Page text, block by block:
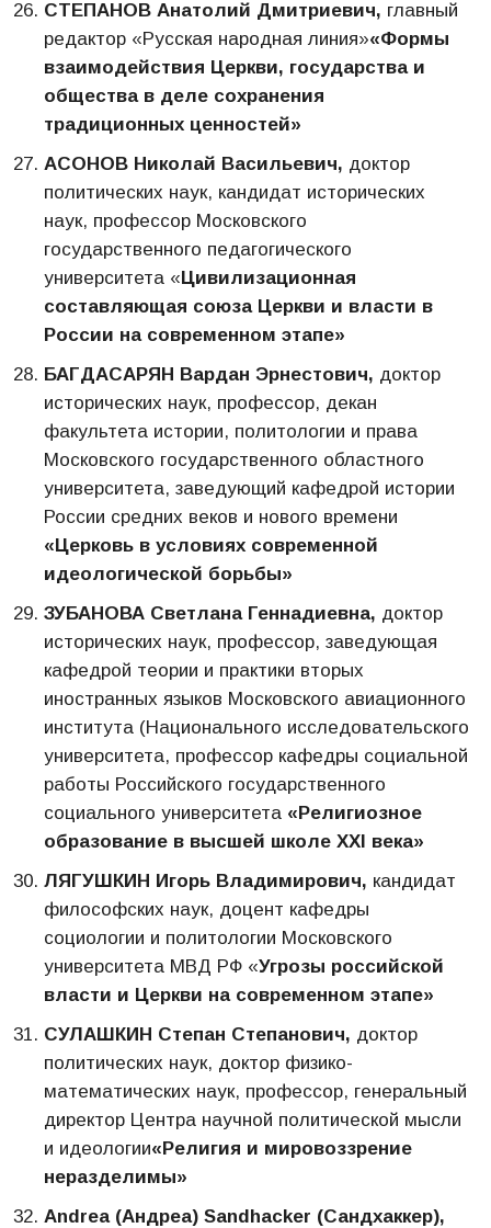
СТЕПАНОВ Анатолий Дмитриевич, главный
редактор «Русская народная линия»«Формы
взаимодействия Церкви, государства и
общества в деле сохранения
традиционных ценностей»
АСОНОВ Николай Васильевич, доктор
политических наук, кандидат исторических
наук, профессор Московского
государственного педагогического
университета «Цивилизационная
составляющая союза Церкви и власти в
России на современном этапе»
БАГДАСАРЯН Вардан Эрнестович, доктор
исторических наук, профессор, декан
факультета истории, политологии и права
Московского государственного областного
университета, заведующий кафедрой истории
России средних веков и нового времени
«Церковь в условиях современной
идеологической борьбы»
ЗУБАНОВА Светлана Геннадиевна, доктор
исторических наук, профессор, заведующая
кафедрой теории и практики вторых
иностранных языков Московского авиационного
института (Национального исследовательского
университета, профессор кафедры социальной
работы Российского государственного
социального университета «Религиозное
образование в высшей школе ХХI века»
ЛЯГУШКИН Игорь Владимирович, кандидат
философских наук, доцент кафедры
социологии и политологии Московского
университета МВД РФ «Угрозы российской
власти и Церкви на современном этапе»
СУЛАШКИН Степан Степанович, доктор
политических наук, доктор физико-
математических наук, профессор, генеральный
директор Центра научной политической мысли
и идеологии«Религия и мировоззрение
неразделимы»
Аndrea (Андреа) Sandhacker (Сандхаккер),